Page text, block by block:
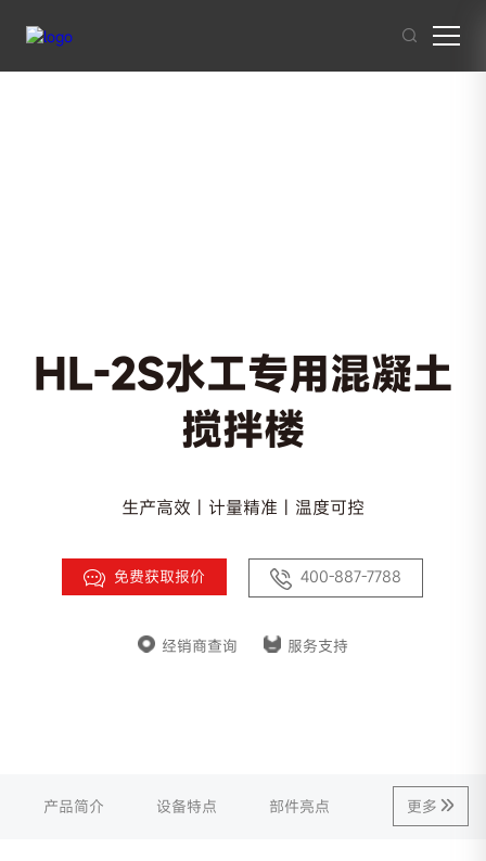
HL-2S水工专用混凝土
搅拌楼
生产高效 | 计量精准 | 温度可控
免费获取报价 400-887-7788
经销商查询 服务支持
产品简介 设备特点 部件亮点 更多